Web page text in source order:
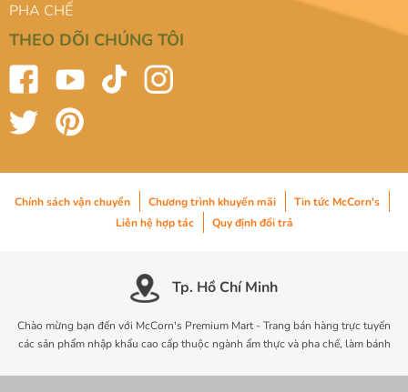
PHA CHẾ
THEO DÕI CHÚNG TÔI
Chính sách vận chuyển Chương trình khuyến mãi
Tin tức McCorn's
Liên hệ hợp tác
Quy định đổi trả
Tp. Hồ Chí Minh
Chào mừng bạn đến với McCorn's Premium Mart - Trang bán hàng trực tuyến
các sản phẩm nhập khẩu cao cấp thuộc ngành ẩm thực và pha chế, làm bánh